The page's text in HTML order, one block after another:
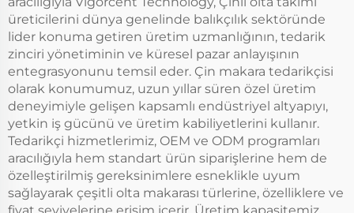
üreticilerini dünya genelinde balıkçılık sektöründe
lider konuma getiren üretim uzmanlığının, tedarik
zinciri yönetiminin ve küresel pazar anlayışının
entegrasyonunu temsil eder. Çin makara tedarikçisi
olarak konumumuz, uzun yıllar süren özel üretim
deneyimiyle gelişen kapsamlı endüstriyel altyapıyı,
yetkin iş gücünü ve üretim kabiliyetlerini kullanır.
Tedarikçi hizmetlerimiz, OEM ve ODM programları
aracılığıyla hem standart ürün siparişlerine hem de
özelleştirilmiş gereksinimlere esneklikle uyum
sağlayarak çeşitli olta makarası türlerine, özelliklere ve
fiyat seviyelerine erişim içerir. Üretim kapasitemiz,